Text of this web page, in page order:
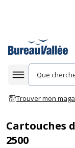
Afficher la
Trouver mon
Cartouches
2500